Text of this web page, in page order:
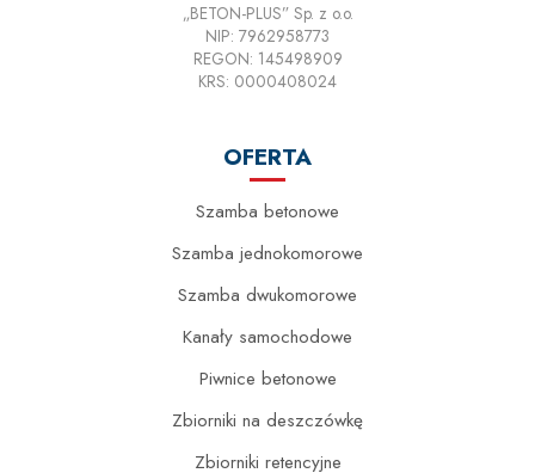
„BETON-PLUS” Sp. z o.o.
NIP: 7962958773
REGON: 145498909
KRS: 0000408024
OFERTA
Szamba betonowe
Szamba jednokomorowe
Szamba dwukomorowe
Kanały samochodowe
Piwnice betonowe
Zbiorniki na deszczówkę
Zbiorniki retencyjne